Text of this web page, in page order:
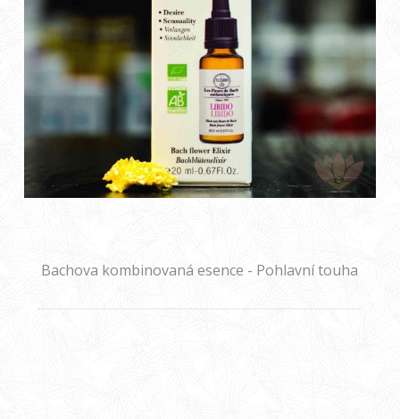
Bachova kombinovaná esence - Pohlavní touha